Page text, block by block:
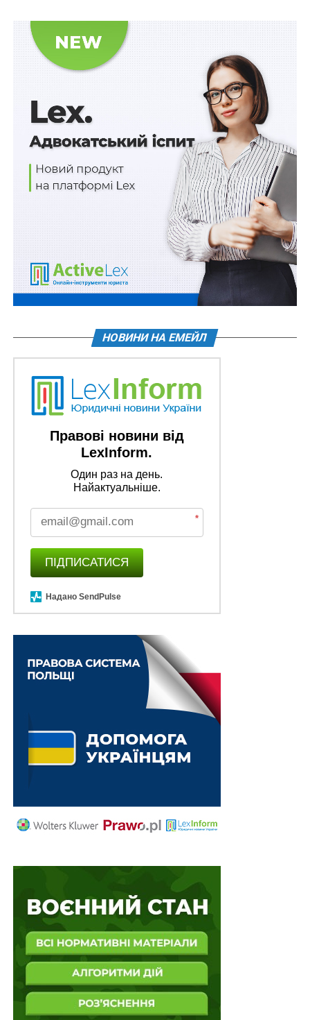
законопроекту № 2462» № 3301/0/15-19 можна за
цим посиланням.
Схожі статті:
Трудові спори в умовах воєнного стану: огляд
Верховного Суду
Захист гарантій незалежності суддів
ВЕЛИКА ПАЛАТА ВЕРХОВНОГО СУДУ
СУДДІ
НАСТУПНА
Уведення кримінальних проступків
відтерміновується на рік
Київська міська рада закликає скасувати закони
про обов’язкові РРОНОВИНИ НА ЕМЕЙЛ
Правові новини від
LexInform.
Один раз на день.
Найактуальніше.
*
ПІДПИСАТИСЯ
Надано SendPulse